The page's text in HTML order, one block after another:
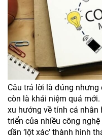
Câu trả lời là đúng nhưng
còn là khái niệm quá
xu hướng về tính cá
triển của nhiều công
dần ‘lột xác’ thành hình